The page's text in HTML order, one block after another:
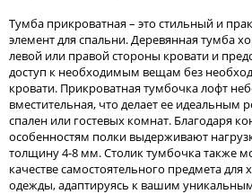
Тумба прикроватная – это стильный и
элемент для спальни. Деревянная тумба
левой или правой стороны кровати и
доступ к необходимым вещам без
кровати. Прикроватная тумбочка лофт
вместительная, что делает ее
спален или гостевых комнат. Благодаря
особенностям полки выдерживают
толщину 4-8 мм. Столик тумбочка также
качестве самостоятельного предмета
одежды, адаптируясь к вашим